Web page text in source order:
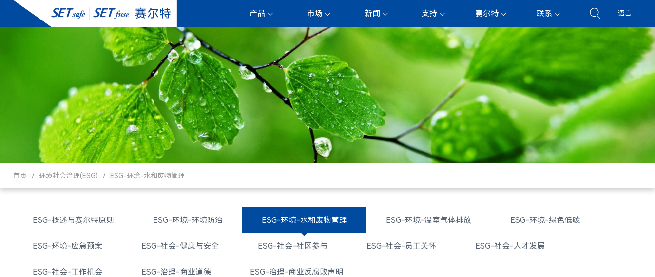
产品 市场 新闻 支持 赛尔特 联系 语言
首页 环境社会治理(ESG) ESG-环境-水和废物管理
ESG-概述与赛尔特原则 ESG-环境-环境防治 ESG-环境-水和废物管理 ESG-环境-温室气体排放 ESG-环境-绿色低碳
ESG-环境-应急预案 ESG-社会-健康与安全 ESG-社会-社区参与 ESG-社会-员工关怀 ESG-社会-人才发展
ESG-社会-工作机会 ESG-治理-商业道德 ESG-治理-商业反腐败声明